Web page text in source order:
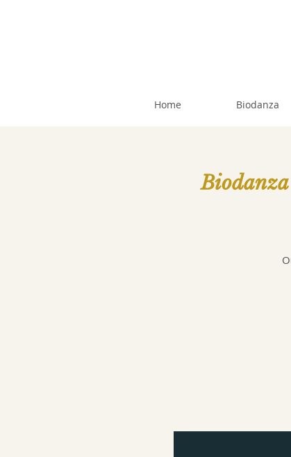
Home Biodanza